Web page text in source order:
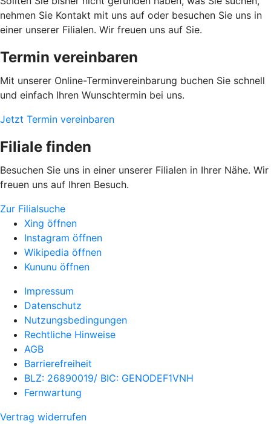
nehmen Sie Kontakt mit uns auf oder besuchen Sie uns in
einer unserer Filialen. Wir freuen uns auf Sie.
Termin vereinbaren
Mit unserer Online-Terminvereinbarung buchen Sie schnell
und einfach Ihren Wunschtermin bei uns.
Jetzt Termin vereinbaren
Filiale finden
Besuchen Sie uns in einer unserer Filialen in Ihrer Nähe. Wir
freuen uns auf Ihren Besuch.
Zur Filialsuche
Xing öffnen
Instagram öffnen
Wikipedia öffnen
Kununu öffnen
Impressum
Datenschutz
Nutzungsbedingungen
Rechtliche Hinweise
AGB
Barrierefreiheit
BLZ: 26890019/ BIC: GENODEF1VNH
Fernwartung
Vertrag widerrufen